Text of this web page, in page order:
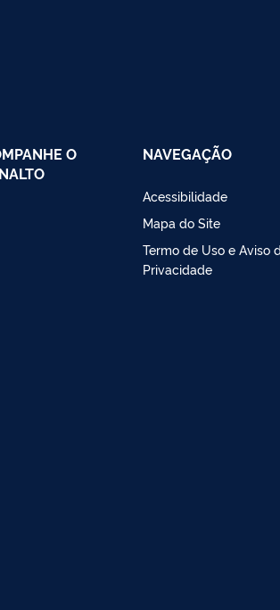
O
NAVEGAÇÃO
Acessibilidade
Mapa do Site
Termo de Uso e Aviso
Privacidade